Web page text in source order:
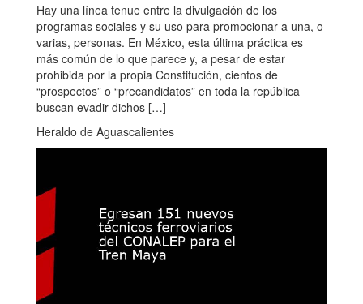
Hay una línea tenue entre la divulgación de los
programas sociales y su uso para promocionar a una, o
varias, personas. En México, esta última práctica es
más común de lo que parece y, a pesar de estar
prohibida por la propia Constitución, cientos de
“prospectos” o “precandidatos” en toda la república
buscan evadir dichos […]
Heraldo de Aguascalientes